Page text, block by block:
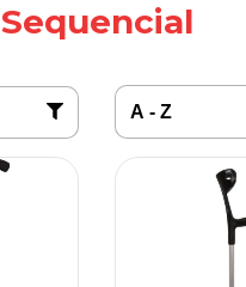
Sequencial